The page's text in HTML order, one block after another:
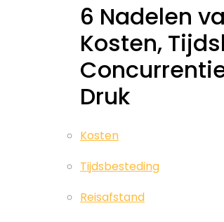
6 Nadelen
Kosten,
Druk
Kosten
Tijdsbesteding
Reisafstand